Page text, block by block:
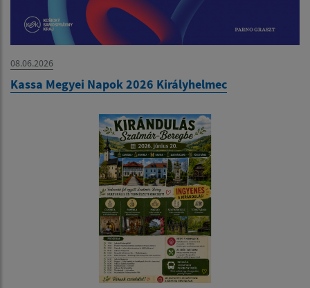
08.06.2026
Kassa Megyei Napok 2026 Királyhelmec